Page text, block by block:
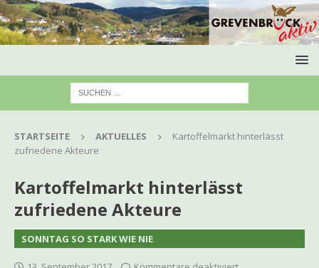
STARTSEITE AKTUELLES
Kartoffelmarkt hinterlässt
zufriedene Akteure
Kartoffelmarkt hinterlässt
zufriedene Akteure
SONNTAG SO STARK WIE NIE